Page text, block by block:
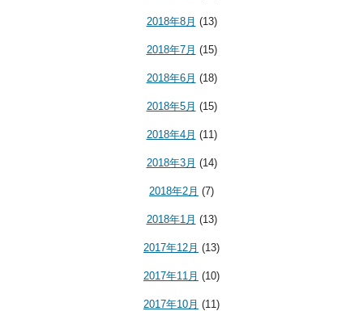
2018年8月 (13)
2018年7月 (15)
2018年6月 (18)
2018年5月 (15)
2018年4月 (11)
2018年3月 (14)
2018年2月 (7)
2018年1月 (13)
2017年12月 (13)
2017年11月 (10)
2017年10月 (11)